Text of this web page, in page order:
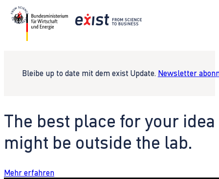
Bleibe up to date mit dem exist Update. Newsletter
The best place for your idea
might be outside the lab.
Mehr erfahren